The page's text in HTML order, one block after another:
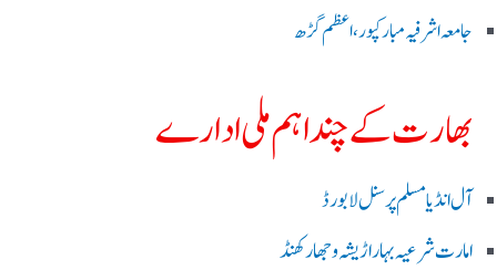
جامعہ اشرفیہ مبارکپور،اعظم گڑھ
بھارت کے چند اہم ملی ادارے
آل انڈیا مسلم پرسنل لا بورڈ
امارت شرعیہ بہار اڑیشہ و جھارکھنڈ